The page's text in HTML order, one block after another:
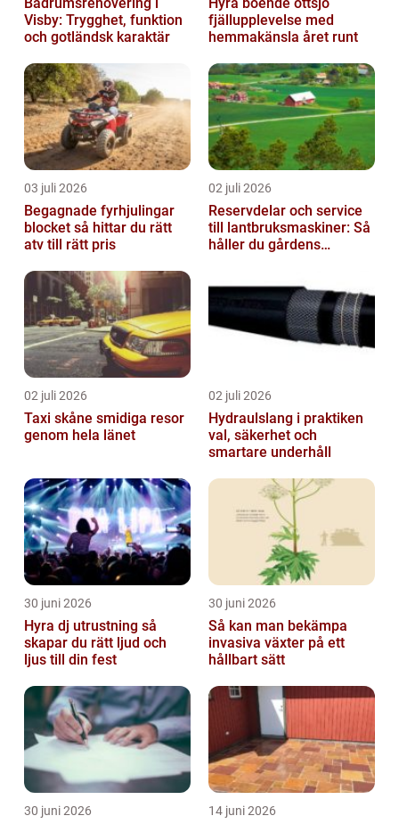
Visby: Trygghet, funktion
och gotländsk karaktär
fjällupplevelse med
hemmakänsla året runt
03 juli 2026
Begagnade fyrhjulingar
blocket så hittar du rätt
atv till rätt pris
02 juli 2026
Reservdelar och service
till lantbruksmaskiner: Så
håller du gårdens
02 juli 2026
Taxi skåne smidiga resor
genom hela länet
02 juli 2026
Hydraulslang i praktiken
val, säkerhet och
smartare underhåll
30 juni 2026
Hyra dj utrustning så
skapar du rätt ljud och
ljus till din fest
30 juni 2026
Så kan man bekämpa
invasiva växter på ett
hållbart sätt
30 juni 2026 14 juni 2026